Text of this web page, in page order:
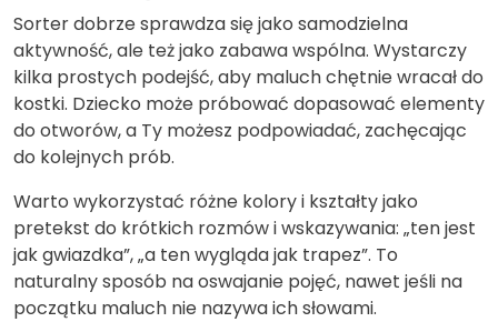
Sorter dobrze sprawdza się jako samodzielna
aktywność, ale też jako zabawa wspólna. Wystarczy
kilka prostych podejść, aby maluch chętnie wracał do
kostki. Dziecko może próbować dopasować elementy
do otworów, a Ty możesz podpowiadać, zachęcając
do kolejnych prób.
Warto wykorzystać różne kolory i kształty jako
pretekst do krótkich rozmów i wskazywania: „ten jest
jak gwiazdka”, „a ten wygląda jak trapez”. To
naturalny sposób na oswajanie pojęć, nawet jeśli na
początku maluch nie nazywa ich słowami.